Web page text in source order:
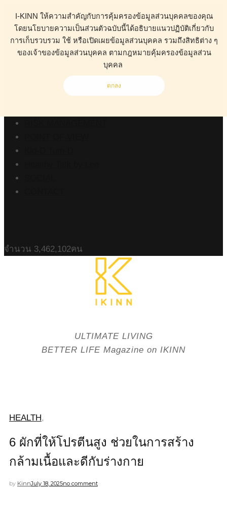
I-KINN ให้ความสำคัญกับการคุ้มครองข้อมูลส่วนบุคคลของคุณ
โดยนโยบายความเป็นส่วนตัวฉบับนี้ได้อธิบายแนวปฏิบัติเกี่ยวกับ
การเก็บรวบรวม ใช้ หรือเปิดเผยข้อมูลส่วนบุคคล รวมถึงสิทธิต่าง ๆ
ของเจ้าของข้อมูลส่วนบุคคล ตามกฎหมายคุ้มครองข้อมูลส่วน
บุคคล
ตกลง
ABOUT
BUSINESS
WORK CLINIC
จำนวน 3,462,102คน
ULTIMATE LIVING
BETTER LIFE Magazine on IKINN
HEALTH,
6 ผักที่ให้โปรตีนสูง ช่วยในการสร้าง
กล้ามเนื้อและดีกับร่างกาย
by KinnJuly 18, 2025no comment